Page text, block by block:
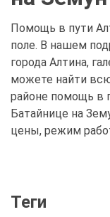
Помощь в пути
поле. В нашем
города Алтина,
можете найти
районе помощь в
Батайнице на
цены, режим
Теги